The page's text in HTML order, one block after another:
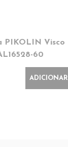
PIKOLIN Visco
60
ADICIONAR